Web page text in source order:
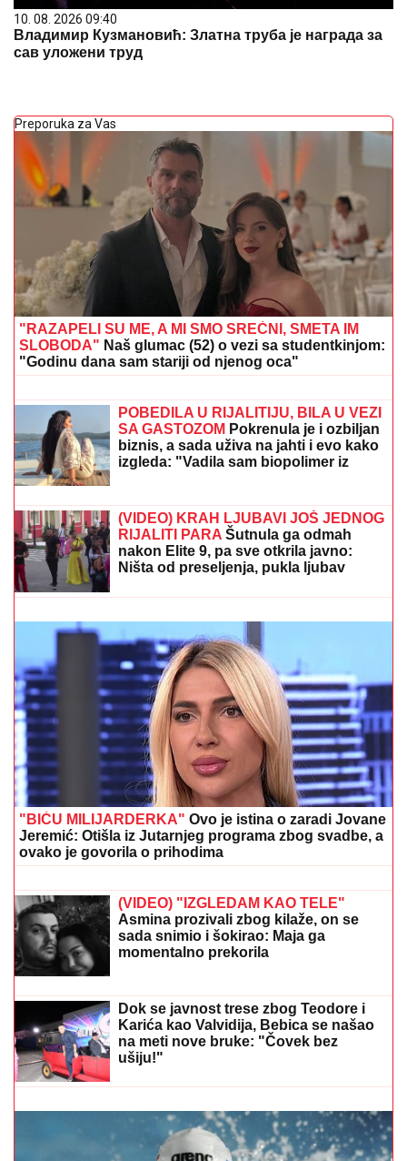
10. 08. 2026 09:40
Владимир Кузмановић: Златна труба је награда за
сав уложени труд
Preporuka za Vas
"RAZAPELI SU ME, A MI SMO SREĆNI, SMETA IM
SLOBODA" Naš glumac (52) o vezi sa studentkinjom:
"Godinu dana sam stariji od njenog oca"
srebro za Holanđanke u bacanju kugle
biznis, a sada uživa na jahti i evo kako
izgleda: "Vadila sam biopolimer iz
usana" (FOTO)
NESREĆNA ŽENA KUKALA I TRAŽILA POMOĆ,
ZORAN JE TUKAO DO SMRTI!
Detalji horora na terasi
na Novom Beogradu: Određen pritvor sinu koji se
sumnjiči da je MUČKI UBIO MAJKU (FOTO, VIDEO)
(VIDEO) KRAH LJUBAVI JOŠ JEDNOG
RIJALITI PARAŠutnula ga odmah
nakon Elite 9, pa sve otkrila javno:
preko noći
"MAJA ISPADA BUDALA, ASMIN
UŽIVA"Ivan Marinković urnisao bivše
cimere, nije poštedeo ni Bebicu i